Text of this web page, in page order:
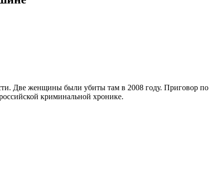
Две женщины были убиты там в 2008 году. Приговор по
криминальной хронике.